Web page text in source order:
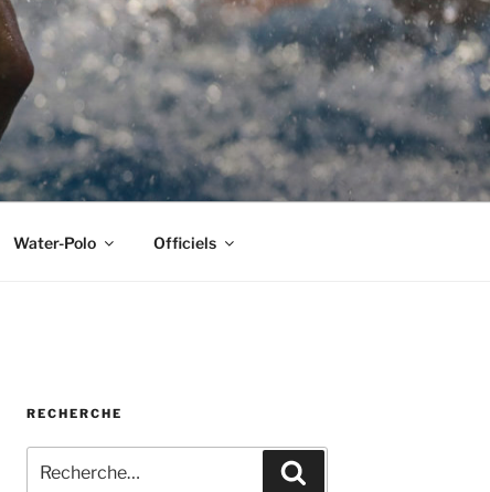
Water-Polo Officiels
RECHERCHE
pour